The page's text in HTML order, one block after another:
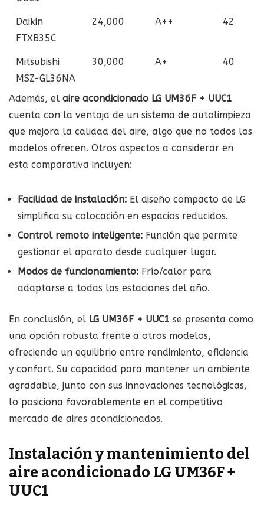
Daikin
FTXB35C
24,000 A++ 42
Mitsubishi
MSZ-GL36NA
30,000 A+ 40
Además, el aire acondicionado LG UM36F + UUC1
cuenta con la ventaja de un sistema de autolimpieza
que mejora la calidad del aire, algo que no todos los
modelos ofrecen. Otros aspectos a considerar en
esta comparativa incluyen:
Facilidad de instalación: El diseño compacto de LG
simplifica su colocación en espacios reducidos.
Control remoto inteligente: Función que permite
gestionar el aparato desde cualquier lugar.
Modos de funcionamiento: Frío/calor para
adaptarse a todas las estaciones del año.
En conclusión, el LG UM36F + UUC1 se presenta como
una opción robusta frente a otros modelos,
ofreciendo un equilibrio entre rendimiento, eficiencia
y confort. Su capacidad para mantener un ambiente
agradable, junto con sus innovaciones tecnológicas,
lo posiciona favorablemente en el competitivo
mercado de aires acondicionados.
Instalación y mantenimiento del
aire acondicionado LG UM36F +
UUC1